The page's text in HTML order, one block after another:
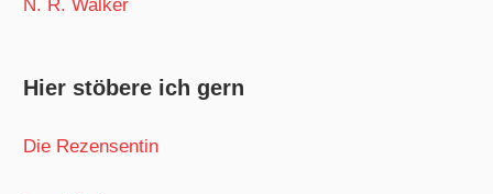
N. R. Walker
Hier stöbere ich gern
Die Rezensentin